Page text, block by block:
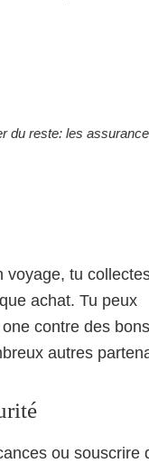
du reste: les
voyage, tu
achat. Tu peux
contre des bons
autres
ou souscrire